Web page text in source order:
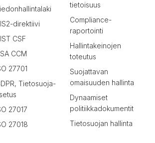
direktiivi
CSF
CCM
27701
Tietosuoja-
27017
27018
tietoisuus
Compliance-
raportointi
Hallintakeinojen
toteutus
Suojattavan
omaisuuden hallinta
Dynaamiset
politiikkadokumentit
Tietosuojan hallinta